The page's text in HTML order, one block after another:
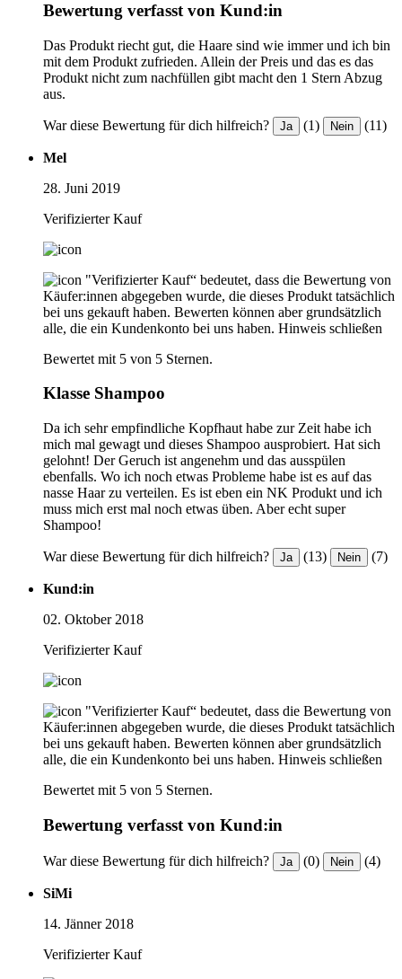
Bewertung verfasst von Kund:in
Das Produkt riecht gut, die Haare sind wie immer und ich bin
mit dem Produkt zufrieden. Allein der Preis und das es das
Produkt nicht zum nachfüllen gibt macht den 1 Stern Abzug
aus.
War diese Bewertung für dich hilfreich? Ja (1) Nein (11)
Mel
28. Juni 2019
Verifizierter Kauf
"Verifizierter Kauf“ bedeutet, dass die Bewertung von
Käufer:innen abgegeben wurde, die dieses Produkt tatsächlich
bei uns gekauft haben. Bewerten können aber grundsätzlich
alle, die ein Kundenkonto bei uns haben. Hinweis schließen
Bewertet mit 5 von 5 Sternen.
Klasse Shampoo
Da ich sehr empfindliche Kopfhaut habe zur Zeit habe ich
mich mal gewagt und dieses Shampoo ausprobiert. Hat sich
gelohnt! Der Geruch ist angenehm und das ausspülen
ebenfalls. Wo ich noch etwas Probleme habe ist es auf das
nasse Haar zu verteilen. Es ist eben ein NK Produkt und ich
muss mich erst mal noch etwas üben. Aber echt super
Shampoo!
War diese Bewertung für dich hilfreich? Ja (13) Nein (7)
Kund:in
02. Oktober 2018
Verifizierter Kauf
"Verifizierter Kauf“ bedeutet, dass die Bewertung von
Käufer:innen abgegeben wurde, die dieses Produkt tatsächlich
bei uns gekauft haben. Bewerten können aber grundsätzlich
alle, die ein Kundenkonto bei uns haben. Hinweis schließen
Bewertet mit 5 von 5 Sternen.
Bewertung verfasst von Kund:in
War diese Bewertung für dich hilfreich? Ja (0) Nein (4)
SiMi
14. Jänner 2018
Verifizierter Kauf